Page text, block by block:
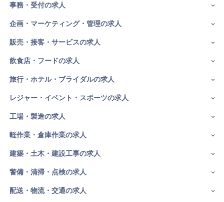
事務・受付の求人
企画・マーケティング・管理の求人
販売・接客・サービスの求人
飲食店・フードの求人
旅行・ホテル・ブライダルの求人
レジャー・イベント・スポーツの求人
工場・製造の求人
軽作業・倉庫作業の求人
建築・土木・建設工事の求人
警備・清掃・点検の求人
配送・物流・交通の求人